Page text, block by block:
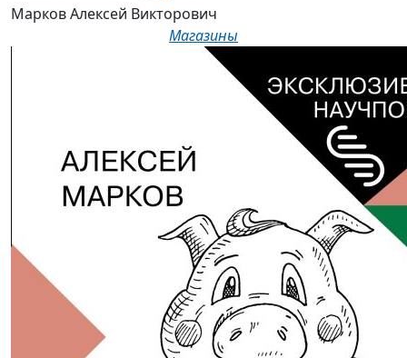
Марков Алексей Викторович
Магазины